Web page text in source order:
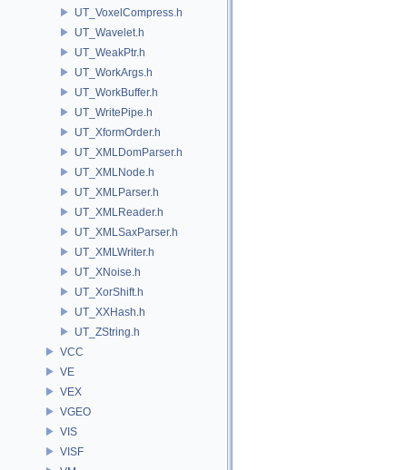
UT_VoxelCompress.h
UT_Wavelet.h
UT_WeakPtr.h
UT_WorkArgs.h
UT_WorkBuffer.h
UT_WritePipe.h
UT_XformOrder.h
UT_XMLDomParser.h
UT_XMLNode.h
UT_XMLParser.h
UT_XMLReader.h
UT_XMLSaxParser.h
UT_XMLWriter.h
UT_XNoise.h
UT_XorShift.h
UT_XXHash.h
UT_ZString.h
VCC
VE
VEX
VGEO
VIS
VISF